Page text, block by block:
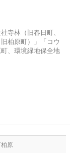
寺林（旧春日町、
柏原町）」「コウ
、環境緑地保全地
原